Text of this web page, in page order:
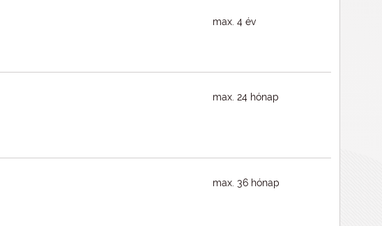
max. 4 év
max. 24 hónap
max. 36 hónap